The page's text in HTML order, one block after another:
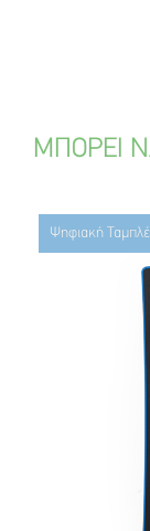
ΜΠΟΡΕΙ
Ψηφιακή